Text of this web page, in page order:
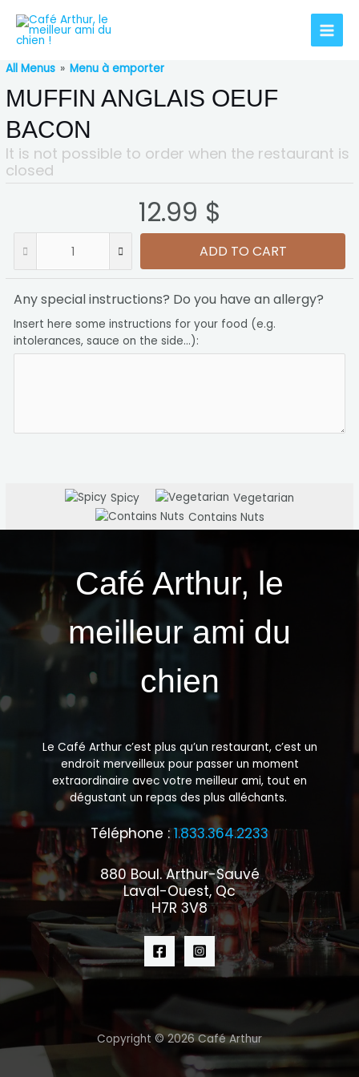
All Menus » Menu à emporter
MUFFIN ANGLAIS OEUF
BACON
It is not possible to order when the restaurant is
closed
12.99 $
ADD TO CART
Any special instructions? Do you have an allergy?
Insert here some instructions for your food (e.g.
intolerances, sauce on the side...):
Spicy
Vegetarian
Contains Nuts
Café Arthur, le
meilleur ami du
chien
Le Café Arthur c’est plus qu’un restaurant, c’est un
endroit merveilleux pour passer un moment
extraordinaire avec votre meilleur ami, tout en
dégustant un repas des plus alléchants.
Téléphone :1.833.364.2233
880 Boul. Arthur-Sauvé
Laval-Ouest, Qc
H7R 3V8
Copyright © 2026 Café Arthur